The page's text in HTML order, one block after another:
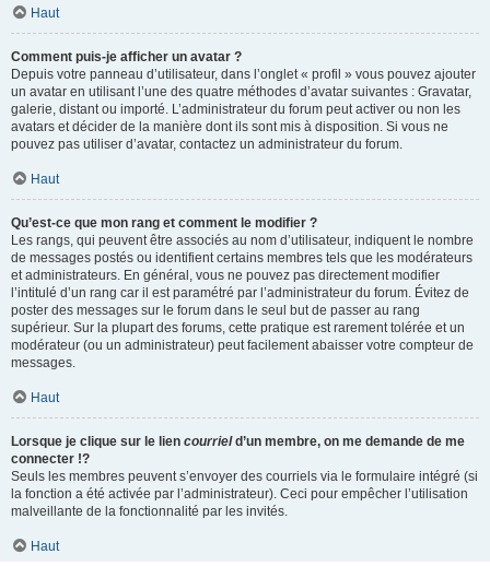
Haut
Comment puis-je afficher un avatar ?
Depuis votre panneau d’utilisateur, dans l’onglet « profil » vous pouvez ajouter
un avatar en utilisant l’une des quatre méthodes d’avatar suivantes : Gravatar,
galerie, distant ou importé. L’administrateur du forum peut activer ou non les
avatars et décider de la manière dont ils sont mis à disposition. Si vous ne
pouvez pas utiliser d’avatar, contactez un administrateur du forum.
Haut
Qu’est-ce que mon rang et comment le modifier ?
Les rangs, qui peuvent être associés au nom d’utilisateur, indiquent le nombre
de messages postés ou identifient certains membres tels que les modérateurs
et administrateurs. En général, vous ne pouvez pas directement modifier
l’intitulé d’un rang car il est paramétré par l’administrateur du forum. Évitez de
poster des messages sur le forum dans le seul but de passer au rang
supérieur. Sur la plupart des forums, cette pratique est rarement tolérée et un
modérateur (ou un administrateur) peut facilement abaisser votre compteur de
messages.
Haut
Lorsque je clique sur le lien courrield’un membre, on me demande de me
connecter !?
Seuls les membres peuvent s’envoyer des courriels via le formulaire intégré (si
la fonction a été activée par l’administrateur). Ceci pour empêcher l’utilisation
malveillante de la fonctionnalité par les invités.
Haut